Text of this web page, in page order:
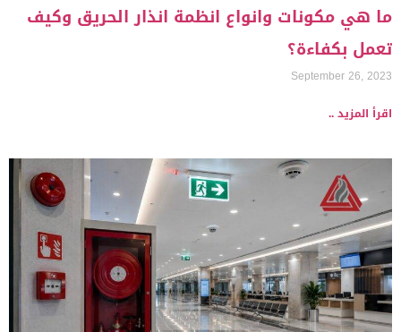
ما هي مكونات وانواع انظمة انذار الحريق وكيف
تعمل بكفاءة؟
September 26, 2023
اقرأ المزيد ..